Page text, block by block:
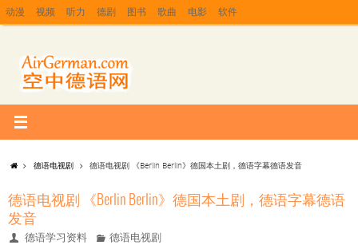
动漫 视频 听力 德剧 图书 歌曲 电影 软件
德语电视剧 德语电视剧 《Berlin Berlin》德国本土剧，德语字幕德语发音
德语电视剧 《Berlin Berlin》德国本土剧，德语字幕德语
发音
德语学习资料 德语电视剧